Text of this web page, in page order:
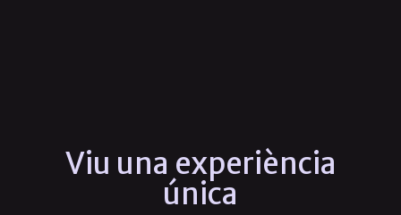
Viu una experiència
única